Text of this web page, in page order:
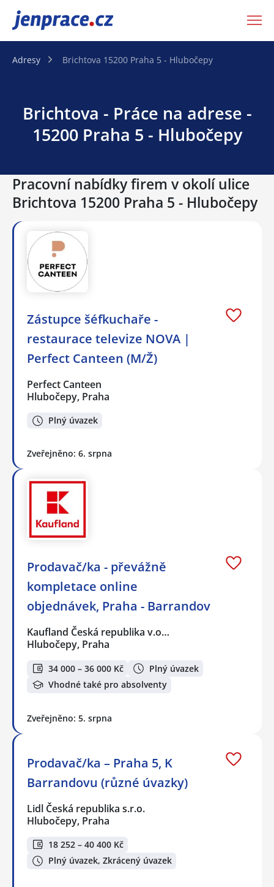
JenPráce.cz
Adresy Brichtova 15200 Praha 5 - Hlubočepy
Brichtova - Práce na adrese -
15200 Praha 5 - Hlubočepy
Pracovní nabídky firem v okolí ulice
Brichtova 15200 Praha 5 - Hlubočepy
Zástupce šéfkuchaře -
restaurace televize NOVA |
Perfect Canteen (M/Ž)
Perfect Canteen
Hlubočepy, Praha
Plný úvazek
Zveřejněno: 6. srpna
Prodavač/ka - převážně
kompletace online
objednávek, Praha - Barrandov
Kaufland Česká republika v.o…
Hlubočepy, Praha
34 000 – 36 000 Kč
Plný úvazek
Vhodné také pro absolventy
Zveřejněno: 5. srpna
Prodavač/ka – Praha 5, K
Barrandovu (různé úvazky)
Lidl Česká republika s.r.o.
Hlubočepy, Praha
18 252 – 40 400 Kč
Plný úvazek, Zkrácený úvazek